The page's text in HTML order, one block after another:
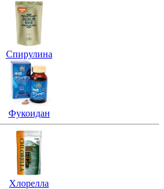
Спирулина
Фукоидан
Хлорелла